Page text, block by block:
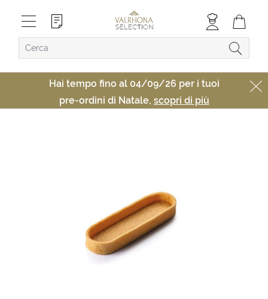
Hai tempo fino al 04/09/26 per i tuoi
pre-ordini di Natale, scopri di più